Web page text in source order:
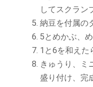
してスクラン
納豆を付属の
5とめかぶ、
1と6を和えた
きゅうり、ミ
盛り付け、完